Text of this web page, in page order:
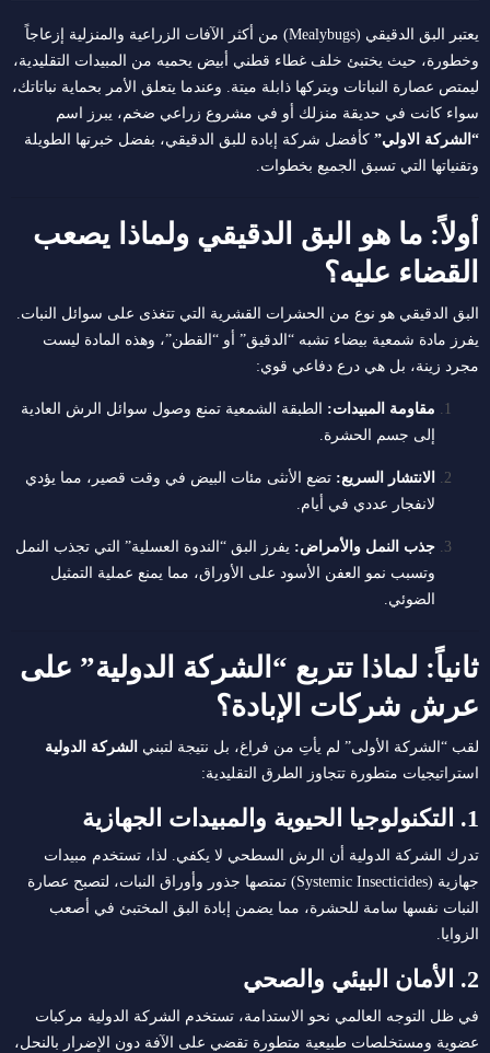
يعتبر البق الدقيقي (Mealybugs) من أكثر الآفات الزراعية والمنزلية إزعاجاً
وخطورة، حيث يختبئ خلف غطاء قطني أبيض يحميه من المبيدات التقليدية،
ليمتص عصارة النباتات ويتركها ذابلة ميتة. وعندما يتعلق الأمر بحماية نباتاتك،
سواء كانت في حديقة منزلك أو في مشروع زراعي ضخم، يبرز اسم
“الشركة الاولي” كأفضل شركة إبادة للبق الدقيقي، بفضل خبرتها الطويلة
وتقنياتها التي تسبق الجميع بخطوات.
أولاً: ما هو البق الدقيقي ولماذا يصعب
القضاء عليه؟
البق الدقيقي هو نوع من الحشرات القشرية التي تتغذى على سوائل النبات.
يفرز مادة شمعية بيضاء تشبه “الدقيق” أو “القطن”، وهذه المادة ليست
مجرد زينة، بل هي درع دفاعي قوي:
مقاومة المبيدات: الطبقة الشمعية تمنع وصول سوائل الرش العادية
إلى جسم الحشرة.
الانتشار السريع: تضع الأنثى مئات البيض في وقت قصير، مما يؤدي
لانفجار عددي في أيام.
جذب النمل والأمراض: يفرز البق “الندوة العسلية” التي تجذب النمل
وتسبب نمو العفن الأسود على الأوراق، مما يمنع عملية التمثيل
الضوئي.
ثانياً: لماذا تتربع “الشركة الدولية” على
عرش شركات الإبادة؟
لقب “الشركة الأولى” لم يأتِ من فراغ، بل نتيجة لتبني الشركة الدولية
استراتيجيات متطورة تتجاوز الطرق التقليدية:
1. التكنولوجيا الحيوية والمبيدات الجهازية
تدرك الشركة الدولية أن الرش السطحي لا يكفي. لذا، تستخدم مبيدات
جهازية (Systemic Insecticides) تمتصها جذور وأوراق النبات، لتصبح عصارة
النبات نفسها سامة للحشرة، مما يضمن إبادة البق المختبئ في أصعب
الزوايا.
2. الأمان البيئي والصحي
في ظل التوجه العالمي نحو الاستدامة، تستخدم الشركة الدولية مركبات
عضوية ومستخلصات طبيعية متطورة تقضي على الآفة دون الإضرار بالنحل،